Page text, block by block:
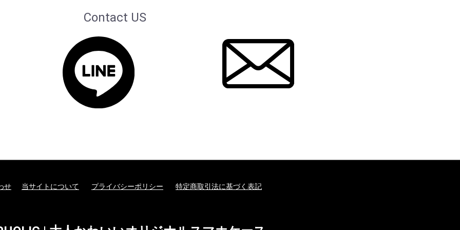
Contact US
せ 当サイトについて プライバシーポリシー 特定商取引法に基づく表記